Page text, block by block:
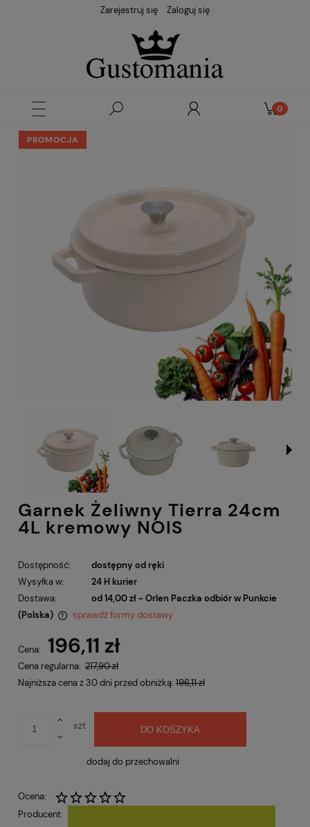
Zarejestruj się Zaloguj się
PROMOCJA
Garnek Żeliwny Tierra 24cm
4L kremowy NOIS
Dostępność:
dostępny od ręki
Wysyłka w:
24 H kurier
Dostawa:
od 14,00 zł - Orlen Paczka odbiór w Punkcie
(Polska)
sprawdź formy dostawy
Cena: 196,11 zł
Cena regularna: 217,90 zł
Najniższa cena z 30 dni przed obniżką: 196,11 zł
szt DO KOSZYKA
dodaj do przechowalni
Ocena:
Producent: